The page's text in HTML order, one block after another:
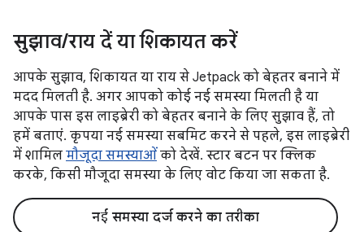
सुझाव/राय दें या शिकायत करें
आपके सुझाव, शिकायत या राय से Jetpack को बेहतर बनाने में
मदद मिलती है. अगर आपको कोई नई समस्या मिलती है या
आपके पास इस लाइब्रेरी को बेहतर बनाने के लिए सुझाव हैं, तो
हमें बताएं. कृपया नई समस्या सबमिट करने से पहले, इस लाइब्रेरी
में शामिल मौजूदा समस्याओं को देखें. स्टार बटन पर क्लिक
करके, किसी मौजूदा समस्या के लिए वोट किया जा सकता है.
नई समस्या दर्ज करने का तरीका